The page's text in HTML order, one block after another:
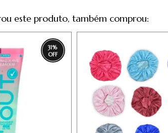
este produto, também comprou:
31%